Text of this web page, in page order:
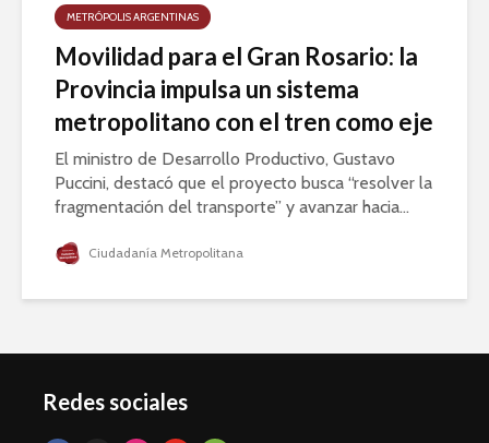
METRÓPOLIS ARGENTINAS
Movilidad para el Gran Rosario: la
Provincia impulsa un sistema
metropolitano con el tren como eje
El ministro de Desarrollo Productivo, Gustavo
Puccini, destacó que el proyecto busca “resolver la
fragmentación del transporte” y avanzar hacia...
Ciudadanía Metropolitana
Redes sociales